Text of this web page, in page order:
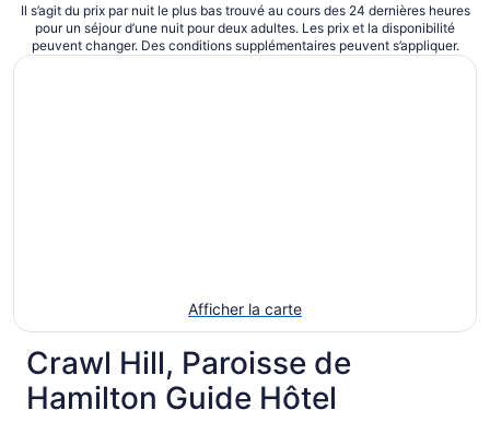
Il s’agit du prix par nuit le plus bas trouvé au cours des 24 dernières heures
pour un séjour d’une nuit pour deux adultes. Les prix et la disponibilité
peuvent changer. Des conditions supplémentaires peuvent s’appliquer.
Afficher la carte
Crawl Hill, Paroisse de
Hamilton Guide Hôtel